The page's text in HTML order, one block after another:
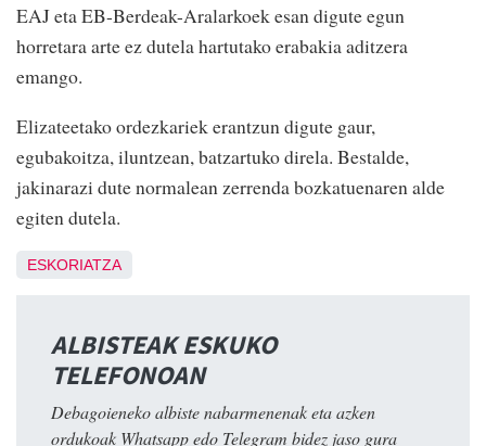
EAJ eta EB-Berdeak-Aralarkoek esan digute egun
horretara arte ez dutela hartutako erabakia aditzera
emango.
Elizateetako ordezkariek erantzun digute gaur,
egubakoitza, iluntzean, batzartuko direla. Bestalde,
jakinarazi dute normalean zerrenda bozkatuenaren alde
egiten dutela.
ESKORIATZA
ALBISTEAK ESKUKO
TELEFONOAN
Debagoieneko albiste nabarmenenak eta azken
ordukoak Whatsapp edo Telegram bidez jaso gura